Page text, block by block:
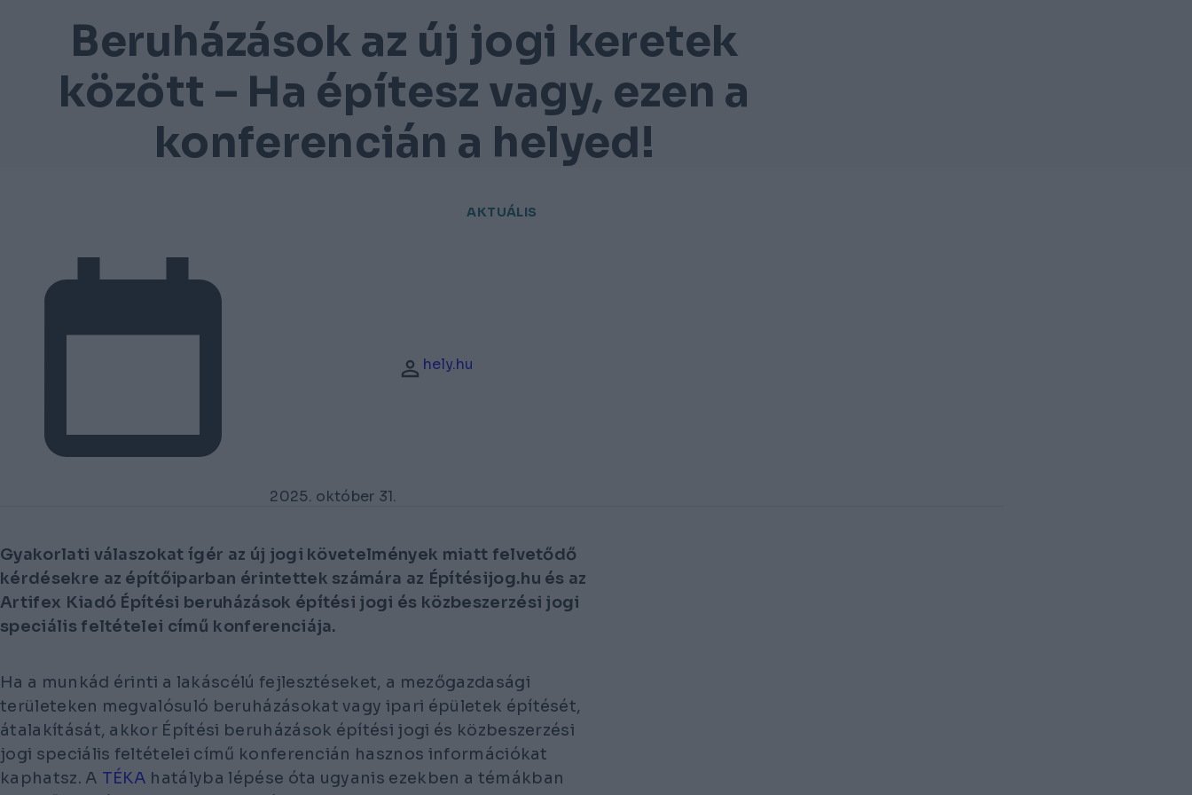
Beruházások az új jogi keretek
között – Ha építesz vagy, ezen a
konferencián a helyed!
AKTUÁLIS
2025. október 31.
hely.hu
Gyakorlati válaszokat ígér az új jogi követelmények miatt felvetődő
kérdésekre az építőiparban érintettek számára az Építésijog.hu és az
Artifex Kiadó Építési beruházások építési jogi és közbeszerzési jogi
speciális feltételei című konferenciája.
Ha a munkád érinti a lakáscélú fejlesztéseket, a mezőgazdasági
területeken megvalósuló beruházásokat vagy ipari épületek építését,
átalakítását, akkor Építési beruházások építési jogi és közbeszerzési
jogi speciális feltételei című konferencián hasznos információkat
kaphatsz. A TÉKA hatályba lépése óta ugyanis ezekben a témákban